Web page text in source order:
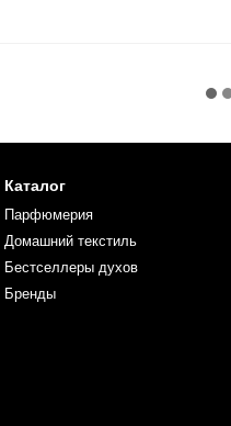
Каталог
Парфюмерия
Домашний текстиль
Бестселлеры духов
Бренды